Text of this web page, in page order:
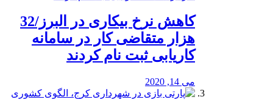
کاهش نرخ بیکاری در البرز/32
هزار متقاضی کار در سامانه
کاریابی ثبت نام کردند
می 14, 2020